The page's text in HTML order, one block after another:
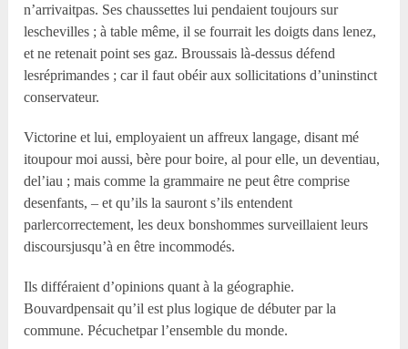
n’arrivaitpas. Ses chaussettes lui pendaient toujours sur
leschevilles ; à table même, il se fourrait les doigts dans lenez,
et ne retenait point ses gaz. Broussais là-dessus défend
lesréprimandes ; car il faut obéir aux sollicitations d’uninstinct
conservateur.
Victorine et lui, employaient un affreux langage, disant mé
itoupour moi aussi, bère pour boire, al pour elle, un deventiau,
del’iau ; mais comme la grammaire ne peut être comprise
desenfants, – et qu’ils la sauront s’ils entendent
parlercorrectement, les deux bonshommes surveillaient leurs
discoursjusqu’à en être incommodés.
Ils différaient d’opinions quant à la géographie.
Bouvardpensait qu’il est plus logique de débuter par la
commune. Pécuchetpar l’ensemble du monde.